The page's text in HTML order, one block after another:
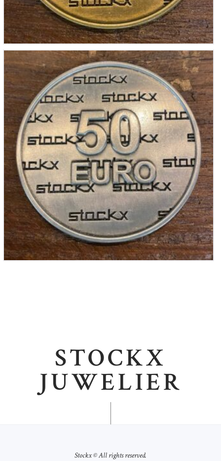
Stockx juwelier Cadeau munt 50,-
€50
STOCKX
JUWELIER
Stockx © All rights reserved.